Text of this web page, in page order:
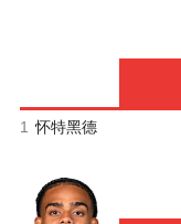
1 怀特黑德